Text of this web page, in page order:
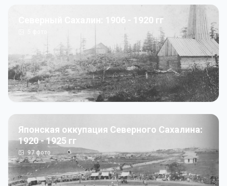
Северный Сахалин: 1906 - 1920 гг
Японская оккупация Северного Сахалина:
1920 - 1925 гг
97 фото